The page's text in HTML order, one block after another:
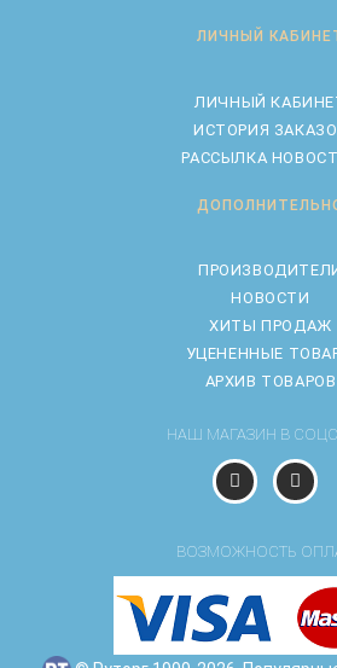
ЛИЧНЫЙ
ЛИЧНЫЙ
ИСТОРИЯ
РАССЫЛКА
НОВОСТИ
ХИТЫ ПРОДАЖ
УЦЕНЕННЫЕ
АРХИВ ТОВАРОВ
НАШ МАГАЗИН В
ВОЗМОЖНОСТЬ